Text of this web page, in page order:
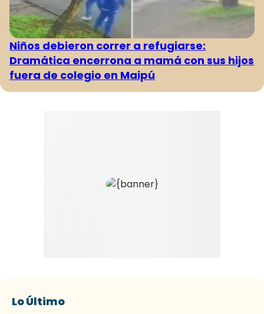
Niños debieron correr a refugiarse:
Dramática encerrona a mamá con sus hijos
fuera de colegio en Maipú
Lo Último